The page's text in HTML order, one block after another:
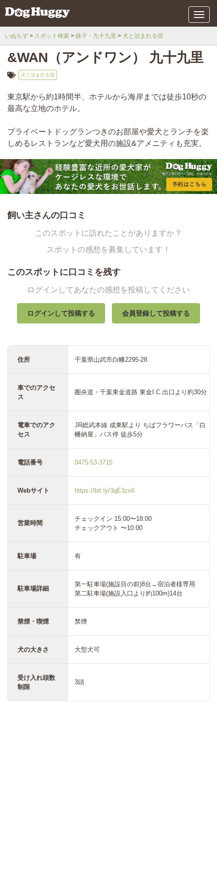
メ
ニ
いぬちず スポット検索 銚子・九十九里 犬と泊まれる宿
&WAN（アンドワン） 九十九里
犬と泊まれる宿
東京駅から約1時間半、ホテルから海岸までは徒歩10秒の
最高な立地のホテル。
プライベートドッグランつきのお部屋や愛犬とランチを楽
しめるレストランなど愛犬用の施設&アメニティも充実。
飼い主さんの口コミ
このスポットに訪れたことがありますか？
スポットの感想を募集しています！
このスポットに口コミを残す
ログインしてあなたの感想を投稿してください
ログインして投稿する 会員登録して投稿する
住所 千葉県山武市白幡2295-28
車でのアクセ
ス
圏央道・千葉東金道路 東金I.C.出口より約30分
電車でのアク
セス
JR総武本線 成東駅より ちばフラワーバス「白
幡納屋」バス停 徒歩5分
電話番号 0475-53-3715
Webサイト https://bit.ly/3qE3zx6
営業時間
チェックイン 15:00〜18:00
チェックアウト 〜10:00
駐車場 有
駐車場詳細
第一駐車場(施設目の前)8台→宿泊者様専用
第二駐車場(施設入口より約100m)14台
禁煙・喫煙 禁煙
犬の大きさ 大型犬可
受け入れ頭数
制限
3頭